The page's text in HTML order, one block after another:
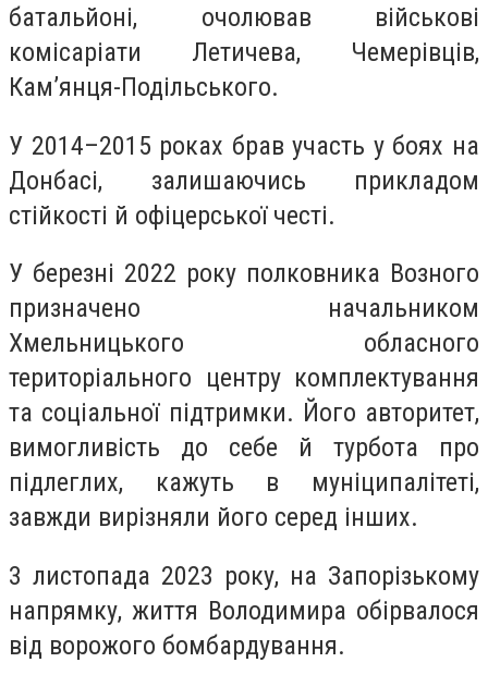
батальйоні, очолював військові
комісаріати Летичева, Чемерівців,
Кам’янця-Подільського.
У 2014–2015 роках брав участь у боях на
Донбасі, залишаючись прикладом
стійкості й офіцерської честі.
У березні 2022 року полковника Возного
призначено начальником
Хмельницького обласного
територіального центру комплектування
та соціальної підтримки. Його авторитет,
вимогливість до себе й турбота про
підлеглих, кажуть в муніципалітеті,
завжди вирізняли його серед інших.
3 листопада 2023 року, на Запорізькому
напрямку, життя Володимира обірвалося
від ворожого бомбардування.